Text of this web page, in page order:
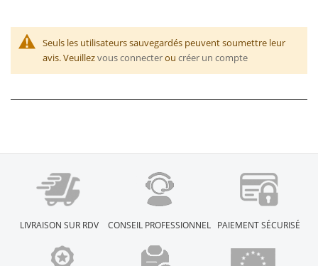
Seuls les utilisateurs sauvegardés peuvent soumettre leur
avis. Veuillezvous connecterou créer un compte
LIVRAISON SUR RDV CONSEIL PROFESSIONNEL PAIEMENT SÉCURISÉ